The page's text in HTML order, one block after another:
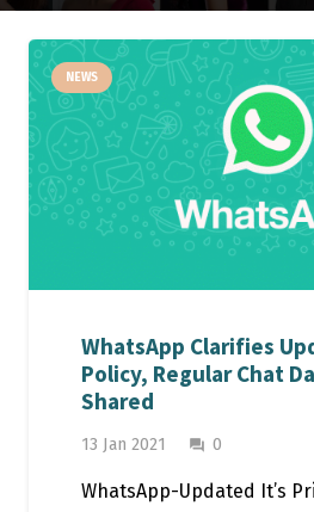
NEWS
WhatsApp Clarifies
Policy, Regular Chat
Shared
13 Jan 2021 question_answer 0
WhatsApp-Updated It’s